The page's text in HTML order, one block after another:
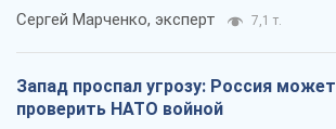
Сергей Марченко, эксперт 7,1 т.
Запад проспал угрозу: Россия может
проверить НАТО войной